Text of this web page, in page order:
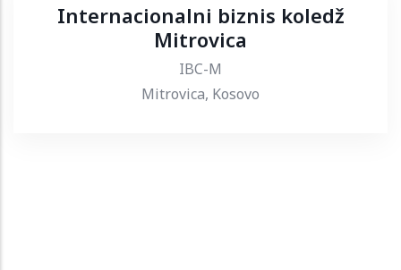
Internacionalni biznis koledž
Mitrovica
IBC-M
Mitrovica, Kosovo